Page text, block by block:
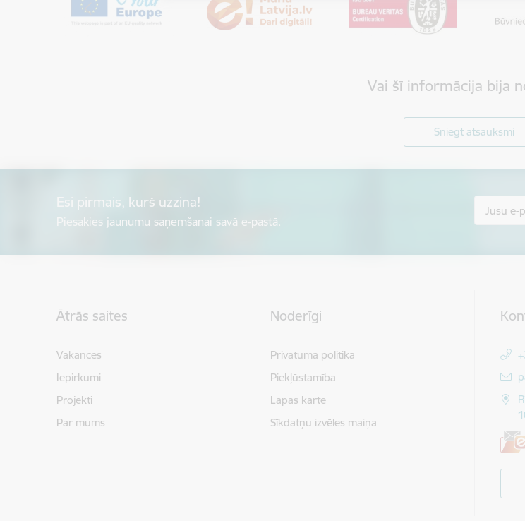
Vai šī informācija bija
Sniegt atsauksmi
Esi pirmais, kurš uzzina!
Piesakies jaunumu saņemšanai savā e-pastā.
Ātrās saites
Vakances
Iepirkumi
Projekti
Par mums
Noderīgi
Privātuma politika
Piekļūstamība
Lapas karte
Sīkdatņu izvēles maiņa